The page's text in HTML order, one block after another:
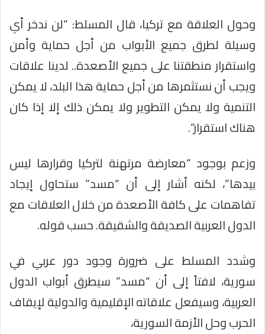
وحول العلاقة مع تركيا، قال المسلط: “لن ندخر أي
وسيلة لطرق جميع الأبواب من أجل حماية وأمن
واستقرار منطقتنا على جميع الأصعدة.. لدينا علاقات
ويجب أن نستثمرها من أجل حماية هذا البلد، لا يمكن
التنمية ولا يمكن التطوير ولا يمكن ذلك إلا إذا كان
هناك استقرار”.
وزعم بوجود “معارضة مرتهنة لتركيا وقرارها ليس
بيدها”، لكنه أشار إلى أن “مسد” ستحاول إيجاد
تفاهمات على كافة الأصعدة من خلال العلاقات مع
الدول العربية الصديقة والشقيقة. حسب قوله.
وشدد المسلط على ضرورة وجود دور عربي في
سورية، لافتاً إلى أن “مسد” سيطرق أبواب الدول
العربية، وسيفعل علاقاته الإقليمية والدولية لإيقاف
الحرب وحل الأزمة السورية،